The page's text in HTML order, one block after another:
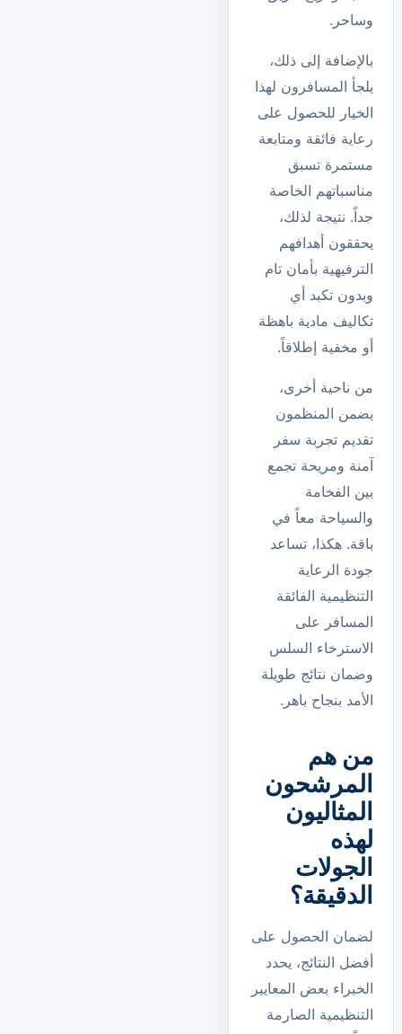
وساحر.
بالإضافة إلى ذلك،
يلجأ المسافرون لهذا
الخيار للحصول على
رعاية فائقة ومتابعة
مستمرة تسبق
مناسباتهم الخاصة
جداً. نتيجة لذلك،
يحققون أهدافهم
الترفيهية بأمان تام
وبدون تكبد أي
تكاليف مادية باهظة
أو مخفية إطلاقاً.
من ناحية أخرى،
يضمن المنظمون
تقديم تجربة سفر
آمنة ومريحة تجمع
بين الفخامة
والسياحة معاً في
باقة. هكذا، تساعد
جودة الرعاية
التنظيمية الفائقة
المسافر على
الاسترخاء السلس
وضمان نتائج طويلة
الأمد بنجاح باهر.
من هم
المرشحون
المثاليون
لهذه
الجولات
الدقيقة؟
لضمان الحصول على
أفضل النتائج، يحدد
الخبراء بعض المعايير
التنظيمية الصارمة